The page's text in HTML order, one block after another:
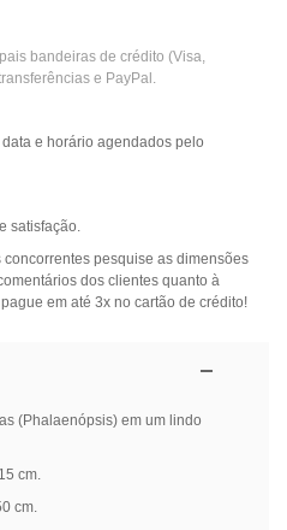
bandeiras de crédito (Visa,
e PayPal.
e horário agendados pelo
satisfação.
pesquise as dimensões
dos clientes quanto à
em até 3x no cartão de crédito!
(Phalaenópsis) em um lindo
cm.
cm.